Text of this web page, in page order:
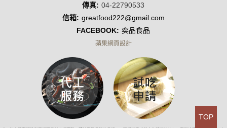
TOP
傳真: 04-22790533
信箱: greatfood222@gmail.com
FACEBOOK: 奕品食品
蘋果網頁設計